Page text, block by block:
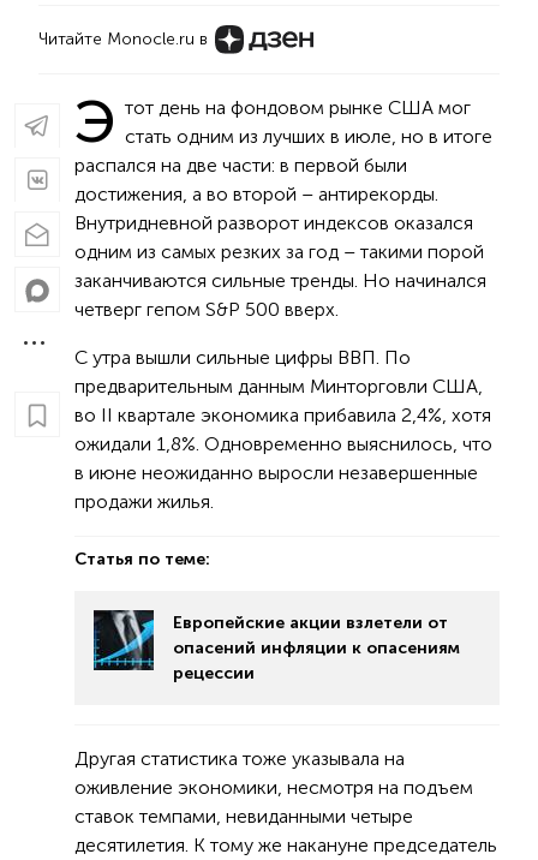
Читайте Monocle.ru в
Э тот день на фондовом рынке США мог
стать одним из лучших в июле, но в итоге
распался на две части: в первой были
достижения, а во второй – антирекорды.
Внутридневной разворот индексов оказался
одним из самых резких за год – такими порой
заканчиваются сильные тренды. Но начинался
четверг гепом S&P 500 вверх.
С утра вышли сильные цифры ВВП. По
предварительным данным Минторговли США,
во II квартале экономика прибавила 2,4%, хотя
ожидали 1,8%. Одновременно выяснилось, что
в июне неожиданно выросли незавершенные
продажи жилья.
Статья по теме:
Европейские акции взлетели от
опасений инфляции к опасениям
рецессии
Другая статистика тоже указывала на
оживление экономики, несмотря на подъем
ставок темпами, невиданными четыре
десятилетия. К тому же накануне председатель